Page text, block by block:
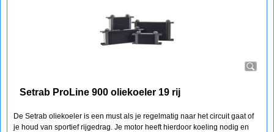
Setrab ProLine 900 oliekoeler 19 rij
De Setrab oliekoeler is een must als je regelmatig naar het circuit gaat of
je houd van sportief rijgedrag. Je motor heeft hierdoor koeling nodig en